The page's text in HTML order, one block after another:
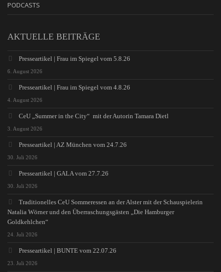
PODCASTS
AKTUELLE BEITRÄGE
Presseartikel | Frau im Spiegel vom 5.8.26
6. August 2026
Presseartikel | Frau im Spiegel vom 4.8.26
4. August 2026
CeU „Summer in the City“ mit der Autorin Tamara Dietl
3. August 2026
Presseartikel | AZ München vom 24.7.26
30. Juli 2026
Presseartikel | GALA vom 27.7.26
30. Juli 2026
Traditionelles CeU Sommeressen an der Alster mit der Schauspielerin
Natalia Wörner und den Überraschungsgästen „Die Hamburger
Goldkehlchen“
24. Juli 2026
Presseartikel | BUNTE vom 22.07.26
23. Juli 2026